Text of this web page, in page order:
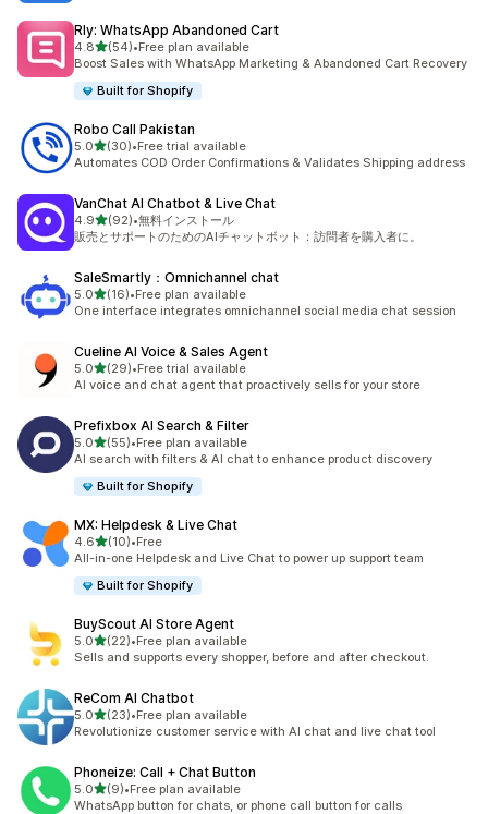
Rly: WhatsApp Abandoned Cart
4.85つ星中
(54)
合計レビュー数：54件
•Free plan available
Boost Sales with WhatsApp Marketing & Abandoned Cart Recovery
Built for Shopify
Robo Call Pakistan
5.05つ星中
(30)
合計レビュー数：30件
•Free trial available
Automates COD Order Confirmations & Validates Shipping address
VanChat AI Chatbot & Live Chat
4.95つ星中
(92)
合計レビュー数：92件
•無料インストール
販売とサポートのためのAIチャットボット：訪問者を購入者に。
SaleSmartly：Omnichannel chat
5.05つ星中
(16)
合計レビュー数：16件
•Free plan available
One interface integrates omnichannel social media chat session
Cueline AI Voice & Sales Agent
5.05つ星中
(29)
合計レビュー数：29件
•Free trial available
AI voice and chat agent that proactively sells for your store
Prefixbox AI Search & Filter
5.05つ星中
(55)
合計レビュー数：55件
•Free plan available
AI search with filters & AI chat to enhance product discovery
Built for Shopify
MX: Helpdesk & Live Chat
4.65つ星中
(10)
合計レビュー数：10件
•Free
All-in-one Helpdesk and Live Chat to power up support team
Built for Shopify
BuyScout AI Store Agent
5.05つ星中
(22)
合計レビュー数：22件
•Free plan available
Sells and supports every shopper, before and after checkout.
ReCom AI Chatbot
5.05つ星中
(23)
合計レビュー数：23件
•Free plan available
Revolutionize customer service with AI chat and live chat tool
Phoneize: Call + Chat Button
5.05つ星中
(9)
合計レビュー数：9件
•Free plan available
WhatsApp button for chats, or phone call button for calls